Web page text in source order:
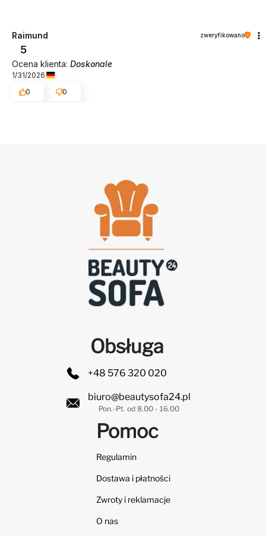
Raimund zweryfikowano
5
Ocena klienta: Doskonale
1/31/2026
0
0
Obsługa
+48 576 320 020
biuro@beautysofa24.pl
Pon.-Pt. od 8.00 - 16.00
Pomoc
Regulamin
Dostawa i płatności
Zwroty i reklamacje
O nas